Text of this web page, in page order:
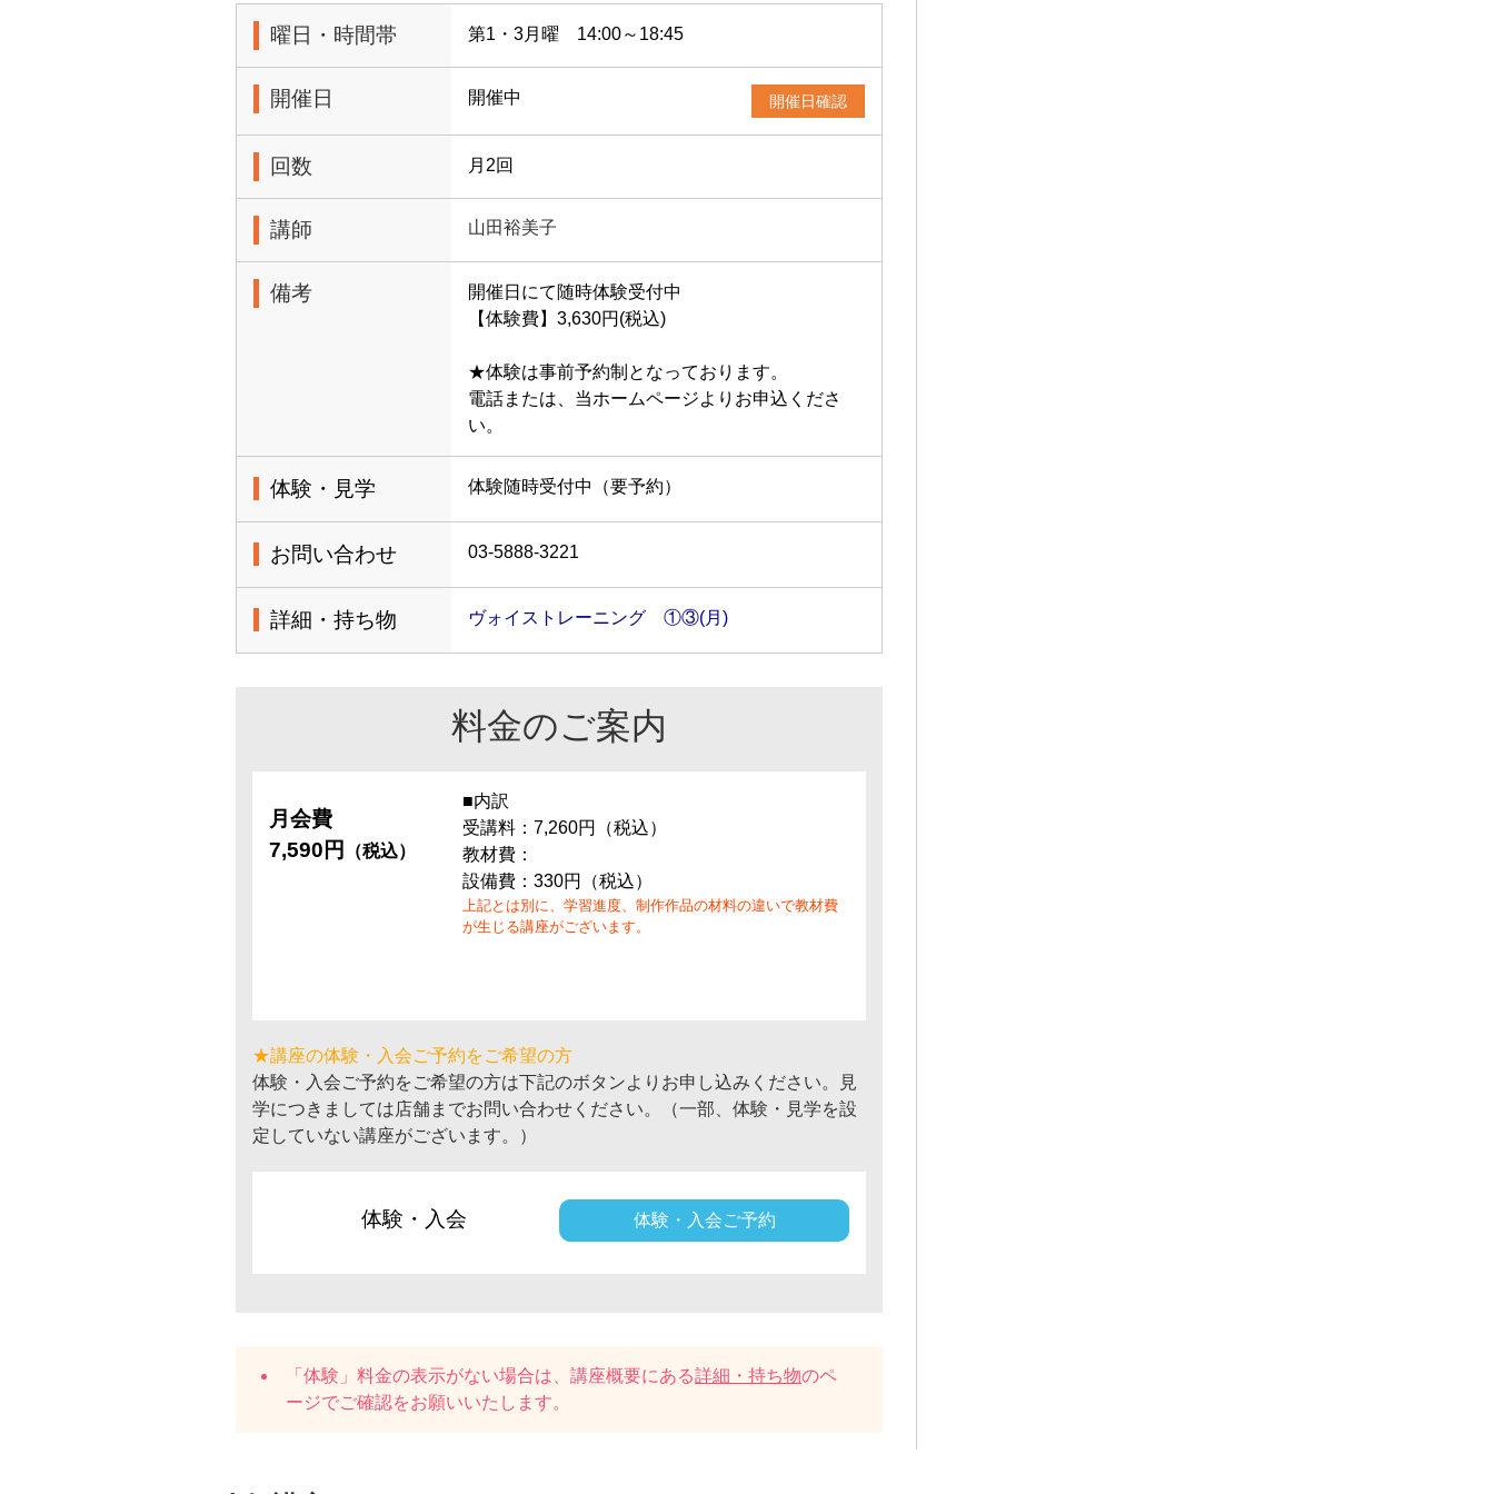
曜日・時間帯 第1・3月曜 14:00～18:45
開催日 開催中 開催日確認
回数 月2回
講師 山田裕美子
備考
開催日にて随時体験受付中
【体験費】3,630円(税込)
★体験は事前予約制となっております。
電話または、当ホームページよりお申込くださ
い。
体験・見学 体験随時受付中（要予約）
お問い合わせ 03-5888-3221
詳細・持ち物 ヴォイストレーニング ①③(月)
料金のご案内
月会費
7,590円
（税込）
■内訳
受講料：7,260円（税込）
教材費：
設備費：330円（税込）
上記とは別に、学習進度、制作作品の材料の違いで教材費
が生じる講座がございます。
★講座の体験・入会ご予約をご希望の方
体験・入会ご予約をご希望の方は下記のボタンよりお申し込みください。見
学につきましては店舗までお問い合わせください。（一部、体験・見学を設
定していない講座がございます。）
体験・入会 体験・入会ご予約
「体験」料金の表示がない場合は、講座概要にある詳細・持ち物のペ
ージでご確認をお願いいたします。